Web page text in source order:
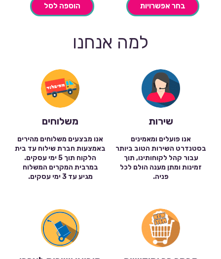
בחר אפשרויות הוספה לסל
למה אנחנו
שירות
אנו פועלים ומאמינים
בסטנדרט השירות הטוב ביותר
עבור קהל לקוחותינו, תוך
זמינות ומתן מענה הולם לכל
פניה.
משלוחים
אנו מבצעים משלוחים מהירים
באמצעות חברת שילוח עד בית
הלקוח תוך 5 ימי עסקים.
במרבית המקרים המשלוח
מגיע עד 3 ימי עסקים.